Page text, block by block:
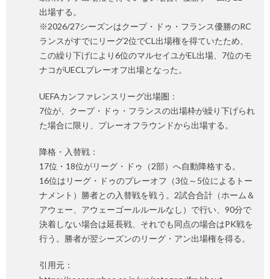
出場する。
※2026/27シーズンはクープ・ドゥ・フランス優勝のRC
ランスがすでにリーグ2位でCL出場権を得ていたため、
この繰り下げにより6位のマルセイユがEL出場、7位のモ
ナコがUECLプレーオフ出場となった。
UEFAカンファレンスリーグ出場圏：
7位が、クープ・ドゥ・フランスの出場枠が繰り下げられ
た場合に限り、プレーオフラウンドから出場する。
降格・入替戦：
17位・18位がリーグ・ドゥ（2部）へ自動降格する。
16位はリーグ・ドゥのプレーオフ（3位～5位によるトー
ナメント）勝者との入替戦を戦う。2試合合計（ホーム＆
アウェー、アウェーゴールルールなし）で行い、90分で
決着しない場合は延長戦、それでも同点の場合はPK戦を
行う。勝者が翌シーズンのリーグ・アン出場権を得る。
引用元：